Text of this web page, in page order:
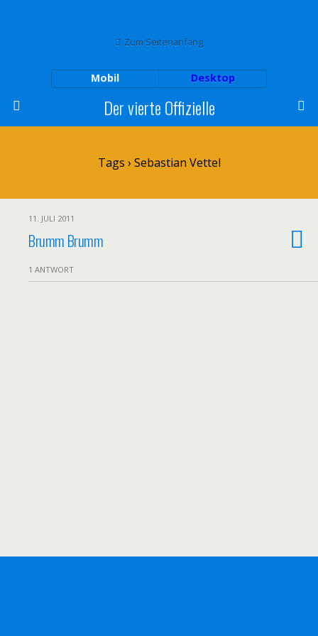
Zum Seitenanfang
Mobil Desktop
Der vierte Offizielle
Tags › Sebastian Vettel
11. JULI 2011
Brumm Brumm
1 ANTWORT